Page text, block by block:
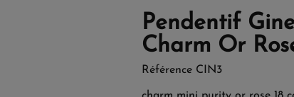
Pendentif
Charm Or
Référence CIN3